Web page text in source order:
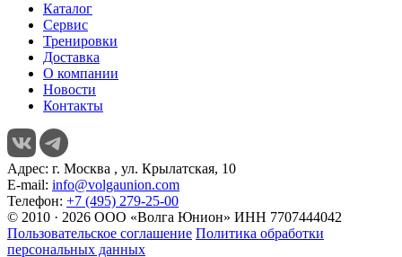
Каталог
Сервис
Тренировки
Доставка
О компании
Новости
Контакты
Адрес: г. Москва , ул. Крылатская, 10
E-mail: info@volgaunion.com
Телефон: +7 (495) 279-25-00
© 2010 · 2026 ООО «Волга Юнион» ИНН 7707444042
Пользовательское соглашение Политика обработки
персональных данных